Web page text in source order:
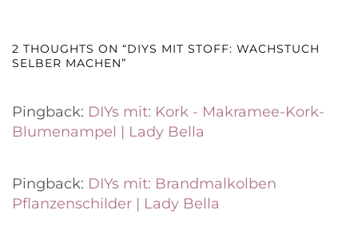
2 THOUGHTS ON “DIYS MIT STOFF: WACHSTUCH
SELBER MACHEN”
Pingback: DIYs mit: Kork - Makramee-Kork-
Blumenampel | Lady Bella
Pingback: DIYs mit: Brandmalkolben
Pflanzenschilder | Lady Bella